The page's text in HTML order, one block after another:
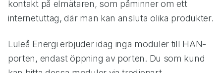
kontakt på elmätaren, som påminner om ett
internetuttag, där man kan ansluta olika produkter.
Luleå Energi erbjuder idag inga moduler till HAN-
porten, endast öppning av porten. Du som kund